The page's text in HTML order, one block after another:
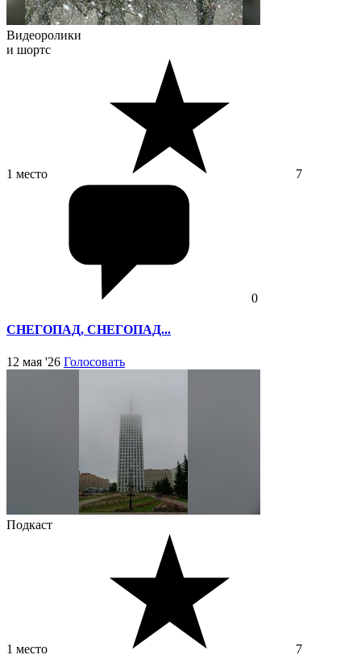
Видеоролики
и шортс
1 место 7
0
СНЕГОПАД, СНЕГОПАД...
12 мая '26 Голосовать
Подкаст
1 место 7